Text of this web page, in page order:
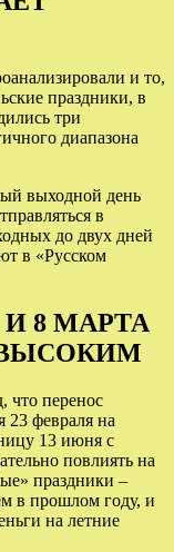
и то,
праздники, в
три
диапазона
выходной день
в
до двух дней
в «Русском
8 МАРТА
ВЫСОКИМ
что перенос
23 февраля на
13 июня с
повлиять на
праздники –
в прошлом году, и
на летние